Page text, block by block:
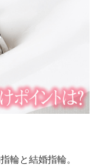
輪と結婚指輪。